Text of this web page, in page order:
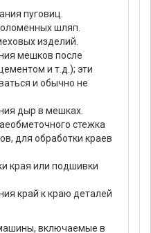
пуговиц.
шляп.
изделий.
мешков после
и т.д.); эти
и обычно не
дыр в мешках.
стежка
для обработки краев
края или подшивки
край к краю деталей
включаемые в